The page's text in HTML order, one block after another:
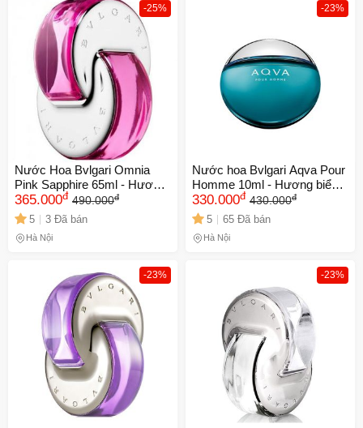
-25%
Nước Hoa Bvlgari Omnia
Pink Sapphire 65ml - Hương
Bưởi Hồng, Hoa Sứ Đặc
Trưng - Nữ Tính, Sang Trọng,
Tươi Mát, Đáng Yêu
365.000đ 490.000đ
5 3 Đã bán
Hà Nội
-23%
Nước hoa Bvlgari Aqva Pour
Homme 10ml - Hương biển
tươi mát, nước hoa nam
phong cách hiện đại, lưu
hương lâu bền.
330.000đ 430.000đ
5 65 Đã bán
Hà Nội
-23% -23%